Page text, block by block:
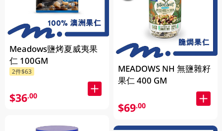
Meadows鹽烤夏威夷果
仁 100GM
2件$63
$36.00
MEADOWS NH 無鹽雜籽
果仁 400 GM
$69.00